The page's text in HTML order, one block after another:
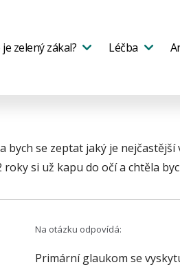
je zelený zákal? Léčba
bych se zeptat jaký je
roky si už kapu do očí a chtěla
Na otázku odpovídá:
Primární glaukom se